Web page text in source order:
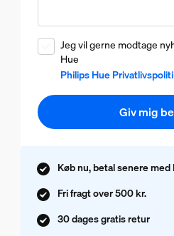
Jeg vil gerne modtage
Hue
Philips Hue
Giv mig
Køb nu, betal senere med
Fri fragt over 500 kr.
30 dages gratis retur